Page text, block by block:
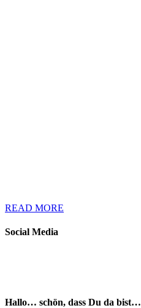
READ MORE
Social Media
Hallo… schön, dass Du da bist…